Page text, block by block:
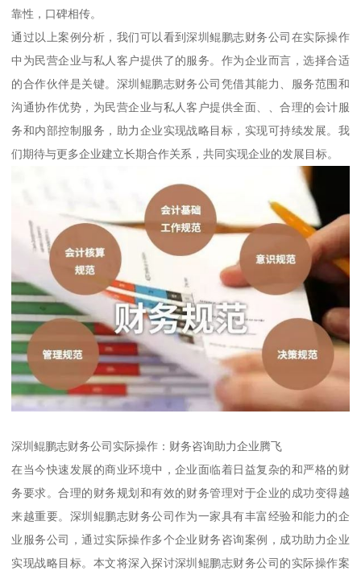
靠性，口碑相传。
通过以上案例分析，我们可以看到深圳鲲鹏志财务公司在实际操作
中为民营企业与私人客户提供了的服务。作为企业而言，选择合适
的合作伙伴是关键。深圳鲲鹏志财务公司凭借其能力、服务范围和
沟通协作优势，为民营企业与私人客户提供全面、、合理的会计服
务和内部控制服务，助力企业实现战略目标，实现可持续发展。我
们期待与更多企业建立长期合作关系，共同实现企业的发展目标。
深圳鲲鹏志财务公司实际操作：财务咨询助力企业腾飞
在当今快速发展的商业环境中，企业面临着日益复杂的和严格的财
务要求。合理的财务规划和有效的财务管理对于企业的成功变得越
来越重要。深圳鲲鹏志财务公司作为一家具有丰富经验和能力的企
业服务公司，通过实际操作多个企业财务咨询案例，成功助力企业
实现战略目标。本文将深入探讨深圳鲲鹏志财务公司的实际操作案